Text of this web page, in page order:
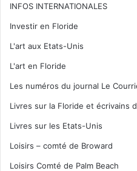
INFOS INTERNATIONALES
Investir en Floride
L'art aux Etats-Unis
L'art en Floride
Les numéros du journal Le
Livres sur la Floride et écrivains
Livres sur les Etats-Unis
Loisirs – comté de Broward
Loisirs Comté de Palm Beach